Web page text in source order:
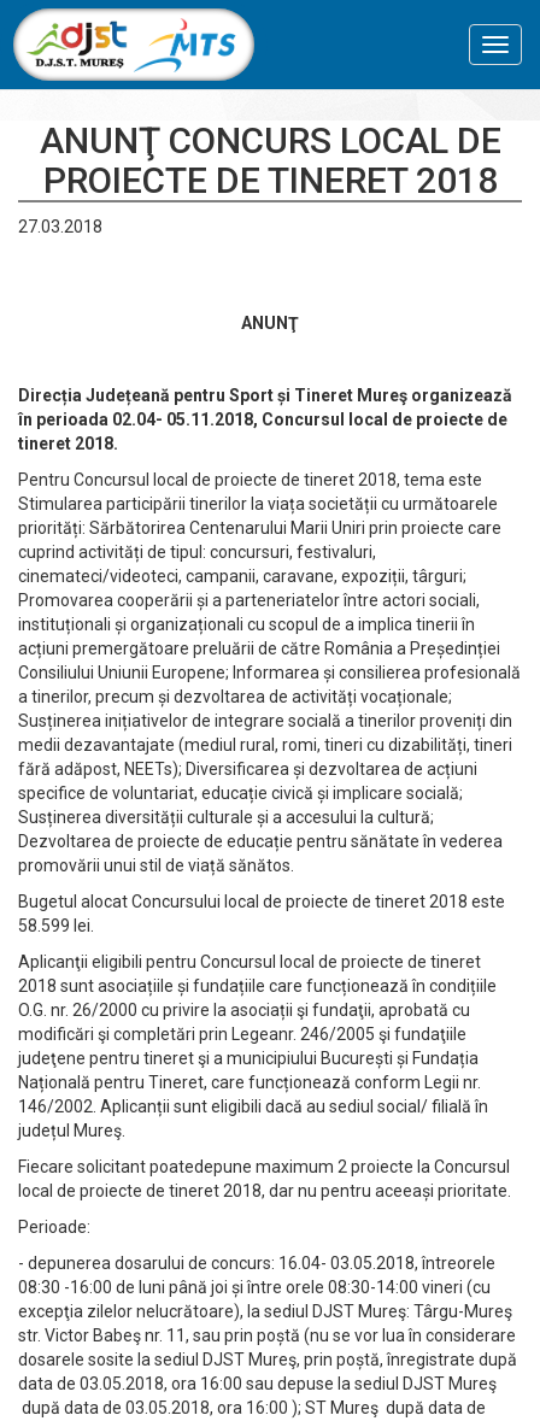
ANUNŢ CONCURS LOCAL DE
PROIECTE DE TINERET 2018
27.03.2018
ANUNŢ
Direcția Județeană pentru Sportși Tineret Mureş organizează
în perioada 02.04- 05.11.2018, Concursul local de proiecte de
tineret 2018.
Pentru Concursul local de proiecte de tineret 2018, tema este
Stimularea participării tinerilor la viața societății cu următoarele
priorități: Sărbătorirea Centenarului Marii Uniri prin proiecte care
cuprind activități de tipul: concursuri, festivaluri,
cinemateci/videoteci, campanii, caravane, expoziții, târguri;
Promovarea cooperării și a parteneriatelor între actori sociali,
instituționali și organizaționali cu scopul de a implica tinerii în
acțiuni premergătoare preluării de către România a Președinției
Consiliului Uniunii Europene; Informarea și consilierea profesională
a tinerilor, precum și dezvoltarea de activități vocaționale;
Susținerea inițiativelor de integrare socială a tinerilor proveniți din
medii dezavantajate (mediul rural, romi, tineri cu dizabilități, tineri
fără adăpost, NEETs); Diversificarea și dezvoltarea de acțiuni
specifice de voluntariat, educație civică și implicare socială;
Susținerea diversității culturale și a accesului la cultură;
Dezvoltarea de proiecte de educație pentru sănătate în vederea
promovării unui stil de viață sănătos.
Bugetul alocat Concursului local de proiecte de tineret 2018 este
58.599 lei.
Aplicanţii eligibili pentru Concursul local de proiecte de tineret
2018 sunt asociațiile și fundațiile care funcționează în condițiile
O.G. nr. 26/2000 cu privire la asociații şi fundaţii, aprobată cu
modificări şi completări prin Legeanr. 246/2005 şi fundaţiile
judeţene pentru tineret şi a municipiului București și Fundația
Națională pentru Tineret, care funcționează conform Legii nr.
146/2002. Aplicanții sunt eligibili dacă au sediul social/ filială în
județul Mureş.
Fiecare solicitant poatedepune maximum 2 proiecte la Concursul
local de proiecte de tineret 2018, dar nu pentru aceeași prioritate.
Perioade:
- depunerea dosarului de concurs: 16.04- 03.05.2018, întreorele
08:30 -16:00 de luni până joi și între orele 08:30-14:00 vineri (cu
excepţia zilelor nelucrătoare), la sediul DJST Mureş: Târgu-Mureş
str. Victor Babeş nr. 11, sau prin poștă (nu se vor lua în considerare
dosarele sosite la sediul DJST Mureş, prin poștă, înregistrate după
data de 03.05.2018, ora 16:00 sau depuse la sediul DJST Mureş
după data de 03.05.2018, ora 16:00 ); ST Mureş după data de